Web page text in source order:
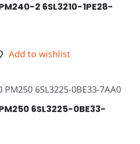
2 6SL3210-1PE28-
Add to wishlist
6SL3225-0BE33-